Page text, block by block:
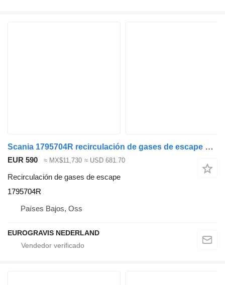
Scania 1795704R recirculación de gases de escape para Scania cabeza tractora
EUR 590 ≈ MX$11,730 ≈ USD 681.70
Recirculación de gases de escape
1795704R
Países Bajos, Oss
EUROGRAVIS NEDERLAND